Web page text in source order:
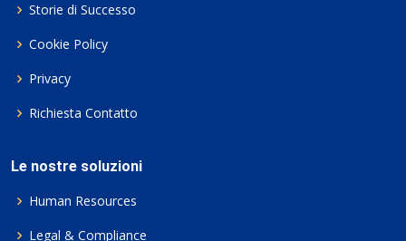
Storie di Successo
Cookie Policy
Privacy
Richiesta Contatto
Le nostre soluzioni
Human Resources
Legal & Compliance